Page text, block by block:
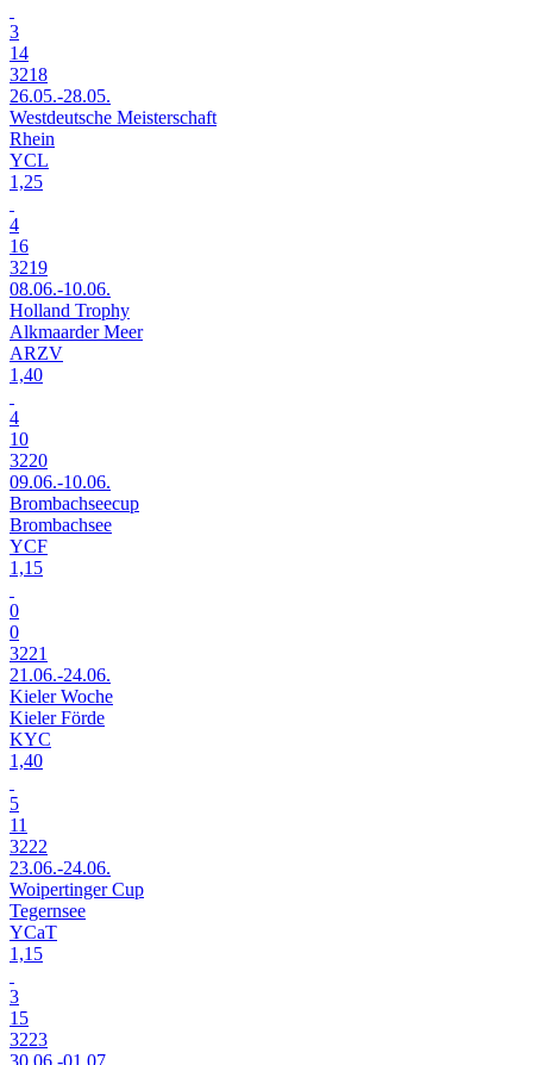
3
14
3218
26.05.-28.05.
Westdeutsche Meisterschaft
Rhein
YCL
1,25
4
16
3219
08.06.-10.06.
Holland Trophy
Alkmaarder Meer
ARZV
1,40
4
10
3220
09.06.-10.06.
Brombachseecup
Brombachsee
YCF
1,15
0
0
3221
21.06.-24.06.
Kieler Woche
Kieler Förde
KYC
1,40
5
11
3222
23.06.-24.06.
Woipertinger Cup
Tegernsee
YCaT
1,15
3
15
3223
30.06.-01.07.